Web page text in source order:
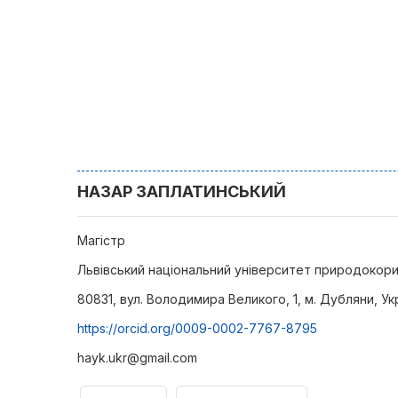
НАЗАР ЗАПЛАТИНСЬКИЙ
Магістр
Львівський національний університет
80831, вул. Володимира Великого, 1, м. Дубляни,
https://orcid.org/0009-0002-7767-8795
hayk.ukr@gmail.com